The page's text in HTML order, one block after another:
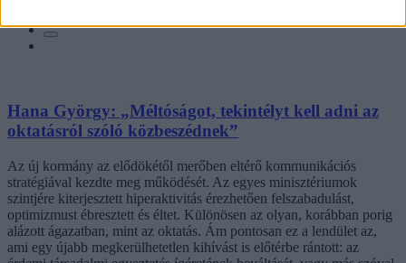
Hana György: „Méltóságot, tekintélyt kell adni az
oktatásról szóló közbeszédnek”
Az új kormány az elődökétől merőben eltérő kommunikációs
stratégiával kezdte meg működését. Az egyes minisztériumok
szintjére kiterjesztett hiperaktivitás érezhetően felszabadulást,
optimizmust ébresztett és éltet. Különösen az olyan, korábban porig
alázott ágazatban, mint az oktatás. Ám pontosan ez a lendület az,
ami egy újabb megkerülhetetlen kihívást is előtérbe rántott: az